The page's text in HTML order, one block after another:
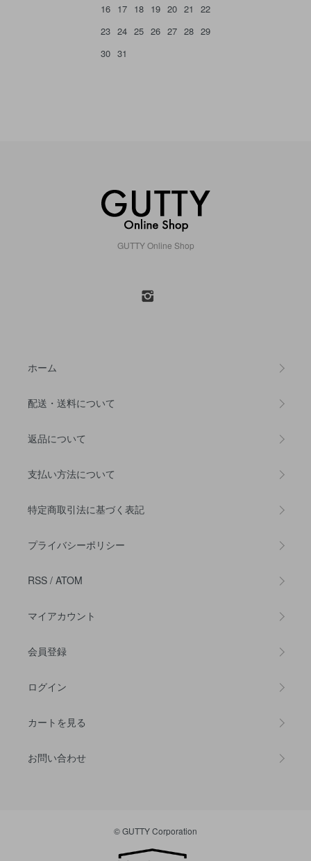
16 17 18 19 20 21
22
23 24 25 26 27 28 29
30 31
GUTTY Online Shop
ホーム
配送・送料について
返品について
支払い方法について
特定商取引法に基づく表記
プライバシーポリシー
RSS / ATOM
マイアカウント
会員登録
ログイン
カートを見る
お問い合わせ
© GUTTY Corporation